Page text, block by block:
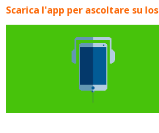
Scarica l'app per ascoltare su Ios